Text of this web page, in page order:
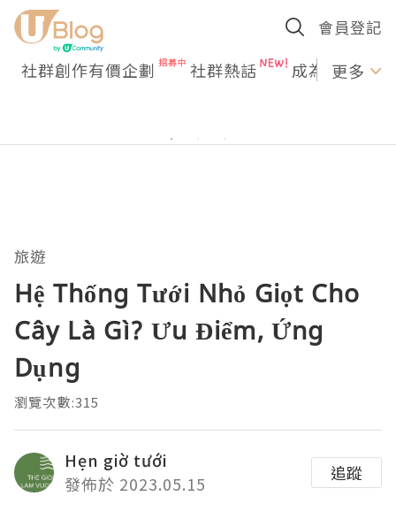
會員登記
社群創作有價企劃 社群熱話 成為U更多
旅遊
Hệ Thống Tưới Nhỏ Giọt Cho
Cây Là Gì? Ưu Điểm, Ứng
Dụng
瀏覽次數:315
Hẹn giờ tưới
發佈於 2023.05.15
追蹤